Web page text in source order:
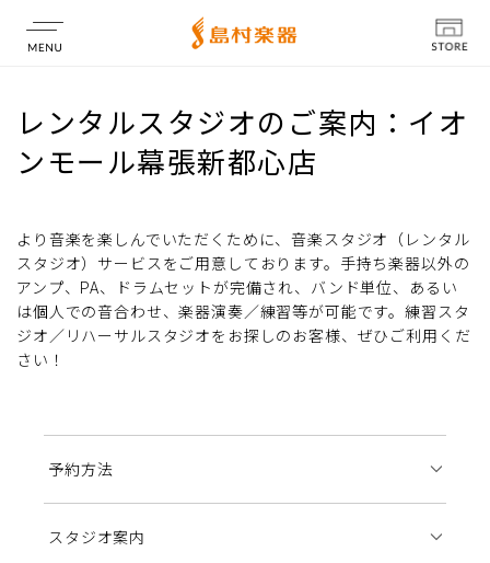
店舗情報
レンタルスタジオのご案内：イオ
ンモール幕張新都心店
より音楽を楽しんでいただくために、音楽スタジオ（レンタル
スタジオ）サービスをご用意しております。手持ち楽器以外の
アンプ、PA、ドラムセットが完備され、バンド単位、あるい
は個人での音合わせ、楽器演奏／練習等が可能です。練習スタ
ジオ／リハーサルスタジオをお探しのお客様、ぜひご利用くだ
さい！
予約方法
スタジオ案内